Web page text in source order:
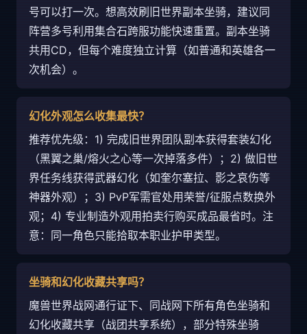
号可以打一次。想高效刷旧世界副本坐骑，建议同
阵营多号利用集合石跨服功能快速重置。副本坐骑
共用CD，但每个难度独立计算（如普通和英雄各一
次机会）。
幻化外观怎么收集最快？
推荐优先级：1) 完成旧世界团队副本获得套装幻化
（黑翼之巢/熔火之心等一次掉落多件）；2) 做旧世
界任务线获得武器幻化（如奎尔塞拉、影之哀伤等
神器外观）；3) PvP军需官处用荣誉/征服点数换外
观；4) 专业制造外观用拍卖行购买成品最省时。注
意：同一角色只能拾取本职业护甲类型。
坐骑和幻化收藏共享吗？
魔兽世界战网通行证下、同战网下所有角色坐骑和
幻化收藏共享（战团共享系统），部分特殊坐骑